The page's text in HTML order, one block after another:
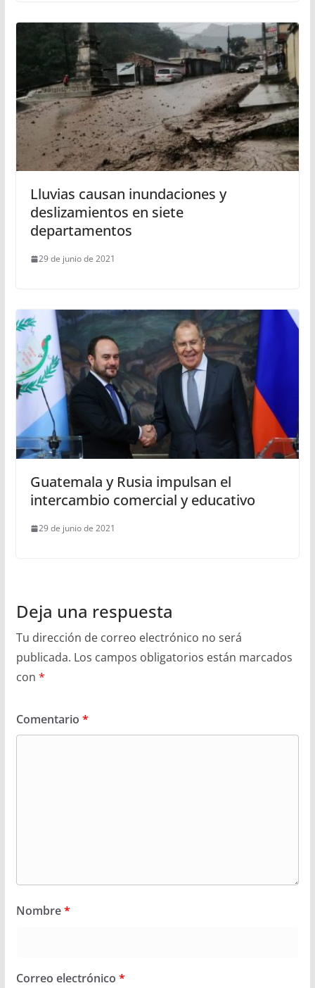
Lluvias causan inundaciones y
deslizamientos en siete
departamentos
29 de junio de 2021
Guatemala y Rusia impulsan el
intercambio comercial y educativo
29 de junio de 2021
Deja una respuesta
Tu dirección de correo electrónico no será
publicada. Los campos obligatorios están marcados
con *
Comentario *
Nombre*
Correo electrónico *